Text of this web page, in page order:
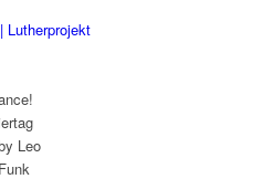
Lutherprojekt